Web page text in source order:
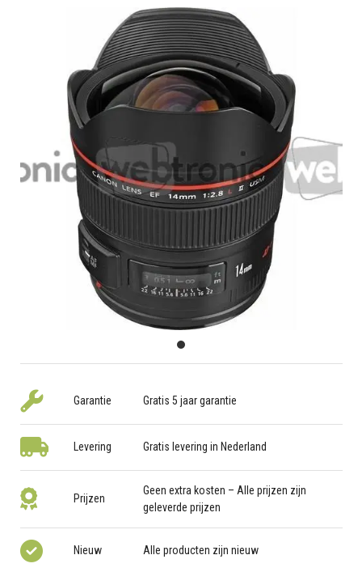
Garantie Gratis 5 jaar garantie
Levering Gratis levering in Nederland
Prijzen
Geen extra kosten – Alle prijzen zijn
geleverde prijzen
Nieuw Alle producten zijn nieuw